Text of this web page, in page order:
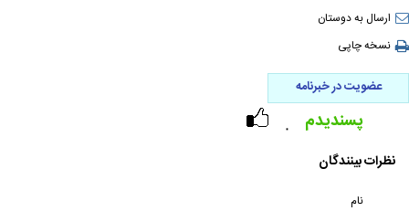
ارسال به دوستان
نسخه چاپی
عضویت در خبرنامه
۰ پسندیدم
نظرات بینندگان
نام